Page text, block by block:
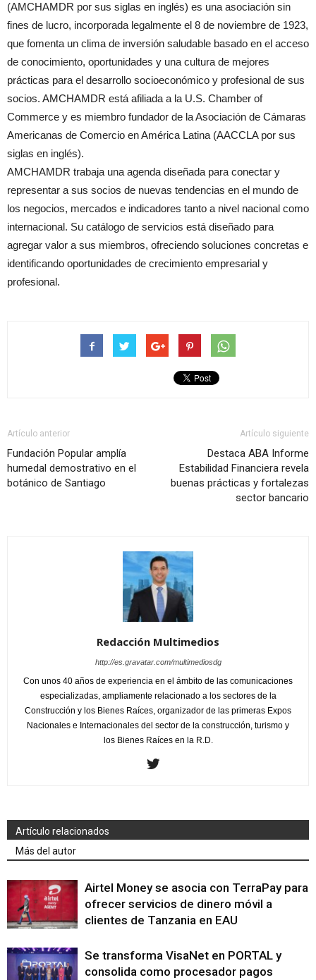
(AMCHAMDR por sus siglas en inglés) es una asociación sin
fines de lucro, incorporada legalmente el 8 de noviembre de 1923,
que fomenta un clima de inversión saludable basado en el acceso
de conocimiento, oportunidades y una cultura de mejores
prácticas para el desarrollo socioeconómico y profesional de sus
socios. AMCHAMDR está afiliada a la U.S. Chamber of
Commerce y es miembro fundador de la Asociación de Cámaras
Americanas de Comercio en América Latina (AACCLA por sus
siglas en inglés).
AMCHAMDR trabaja una agenda diseñada para conectar y
representar a sus socios de nuevas tendencias en el mundo de
los negocios, mercados e indicadores tanto a nivel nacional como
internacional. Su catálogo de servicios está diseñado para
agregar valor a sus miembros, ofreciendo soluciones concretas e
identificando oportunidades de crecimiento empresarial y
profesional.
Artículo anterior
Fundación Popular amplía
humedal demostrativo en el
botánico de Santiago
Artículo siguiente
Destaca ABA Informe
Estabilidad Financiera revela
buenas prácticas y fortalezas
sector bancario
Redacción Multimedios
http://es.gravatar.com/multimediosdg
Con unos 40 años de experiencia en el ámbito de las comunicaciones
especializadas, ampliamente relacionado a los sectores de la
Construcción y los Bienes Raíces, organizador de las primeras Expos
Nacionales e Internacionales del sector de la construcción, turismo y
los Bienes Raíces en la R.D.
Artículo relacionados
Más del autor
Airtel Money se asocia con TerraPay para
ofrecer servicios de dinero móvil a
clientes de Tanzania en EAU
Se transforma VisaNet en PORTAL y
consolida como procesador pagos